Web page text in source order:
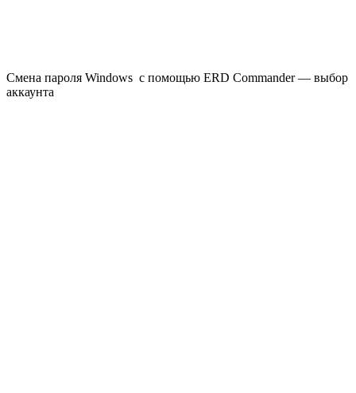
Смена пароля Windows с помощью ERD Commander — выбор
аккаунта